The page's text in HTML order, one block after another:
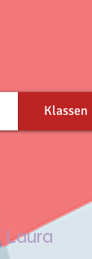
Klassen
Laura